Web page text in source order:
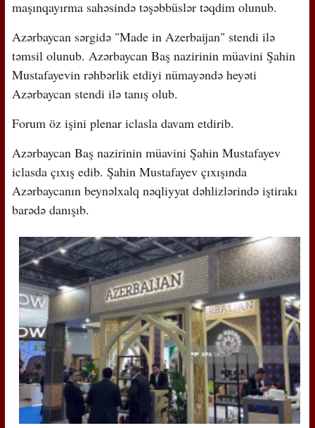
maşınqayırma sahəsində təşəbbüslər təqdim olunub.
Azərbaycan sərgidə "Made in Azerbaijan" stendi ilə
təmsil olunub. Azərbaycan Baş nazirinin müavini Şahin
Mustafayevin rəhbərlik etdiyi nümayəndə heyəti
Azərbaycan stendi ilə tanış olub.
Forum öz işini plenar iclasla davam etdirib.
Azərbaycan Baş nazirinin müavini Şahin Mustafayev
iclasda çıxış edib. Şahin Mustafayev çıxışında
Azərbaycanın beynəlxalq nəqliyyat dəhlizlərində iştirakı
barədə danışıb.